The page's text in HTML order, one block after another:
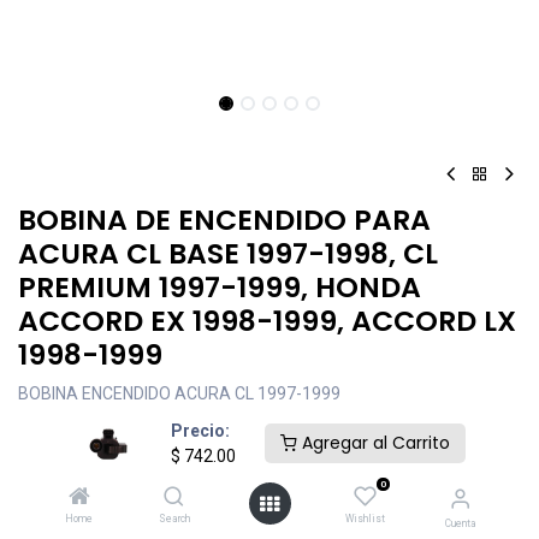
Precio:
$ 742.00
Agregar al Carrito
Home Search
0
Wishlist Cuenta
BOBINA DE ENCENDIDO PARA
ACURA CL BASE 1997-1998, CL
PREMIUM 1997-1999, HONDA
ACCORD EX 1998-1999, ACCORD LX
1998-1999
BOBINA ENCENDIDO ACURA CL 1997-1999
742.00